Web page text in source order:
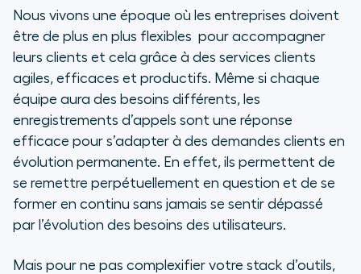
Nous vivons une époque où les entreprises doivent
être de plus en plus flexibles pour accompagner
leurs clients et cela grâce à des services clients
agiles, efficaces et productifs. Même si chaque
équipe aura des besoins différents, les
enregistrements d’appels sont une réponse
efficace pour s’adapter à des demandes clients en
évolution permanente. En effet, ils permettent de
se remettre perpétuellement en question et de se
former en continu sans jamais se sentir dépassé
par l’évolution des besoins des utilisateurs.
Mais pour ne pas complexifier votre stack d’outils,